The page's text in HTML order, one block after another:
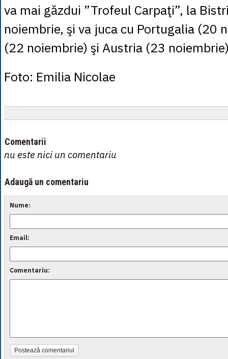
va mai găzdui ”Trofeul Carpaţi”, la
noiembrie, şi va juca cu Portugalia (20
(22 noiembrie) şi Austria (23
Foto: Emilia Nicolae
Comentarii
nu este nici un comentariu
Adaugă un comentariu
Nume:
Email:
Comentariu:
Postează comentariul